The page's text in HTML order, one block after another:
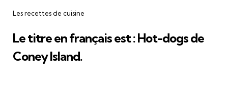
Les recettes de cuisine
Le titre en français est :Hot-dogs de
Coney Island.